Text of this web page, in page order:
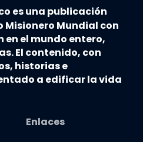
es una publicación
Mundial con
en el mundo entero,
El contenido, con
historias e
a edificar la vida
Enlaces